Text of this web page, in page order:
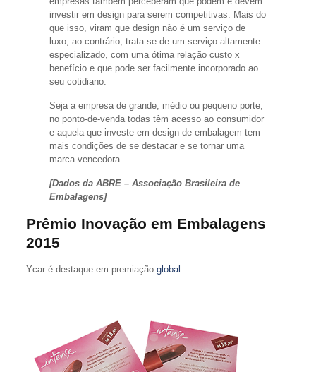
investir em design para serem competitivas. Mais do
que isso, viram que design não é um serviço de
luxo, ao contrário, trata-se de um serviço altamente
especializado, com uma ótima relação custo x
benefício e que pode ser facilmente incorporado ao
seu cotidiano.
Seja a empresa de grande, médio ou pequeno porte,
no ponto-de-venda todas têm acesso ao consumidor
e aquela que investe em design de embalagem tem
mais condições de se destacar e se tornar uma
marca vencedora.
[Dados da ABRE – Associação Brasileira de
Embalagens]
Prêmio Inovação em Embalagens
2015
Ycar é destaque em premiação global .